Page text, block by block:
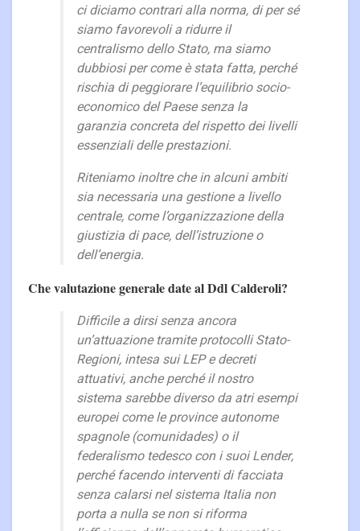
ci diciamo contrari alla norma, di per sé
siamo favorevoli a ridurre il
centralismo dello Stato, ma siamo
dubbiosi per come è stata fatta, perché
rischia di peggiorare l’equilibrio socio-
economico del Paese senza la
garanzia concreta del rispetto dei livelli
essenziali delle prestazioni.
Riteniamo inoltre che in alcuni ambiti
sia necessaria una gestione a livello
centrale, come l’organizzazione della
giustizia di pace, dell’istruzione o
dell’energia.
Che valutazione generale date al Ddl Calderoli?
Difficile a dirsi senza ancora
un’attuazione tramite protocolli Stato-
Regioni, intesa sui LEP e decreti
attuativi, anche perché il nostro
sistema sarebbe diverso da atri esempi
europei come le province autonome
spagnole (comunidades) o il
federalismo tedesco con i suoi Lender,
perché facendo interventi di facciata
senza calarsi nel sistema Italia non
porta a nulla se non si riforma